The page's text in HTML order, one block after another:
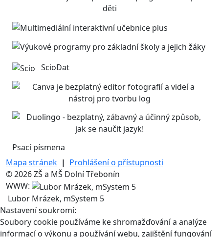
ScioDat
Psací písmena
Mapa stránek | Prohlášení o přístupnosti
© 2026 ZŠ a MŠ Dolní Třebonín
WWW:
Lubor Mrázek, mSystem 5
Nastavení soukromí:
Soubory cookie používáme ke shromažďování a analýze
informací o výkonu a používání webu, zajištění fungování